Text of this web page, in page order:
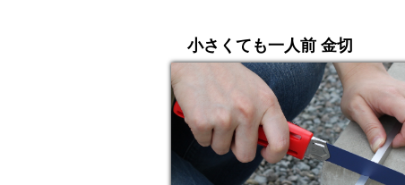
小さくても一人前 金切